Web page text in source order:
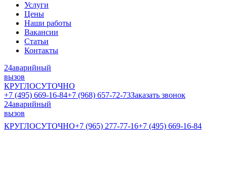
Услуги
Цены
Наши работы
Вакансии
Статьи
Контакты
24аварийный
вызов
КРУГЛОСУТОЧНО
+7 (495) 669-16-84+7 (968) 657-72-73Заказать звонок
24аварийный
вызов
КРУГЛОСУТОЧНО+7 (965) 277-77-16+7 (495) 669-16-84